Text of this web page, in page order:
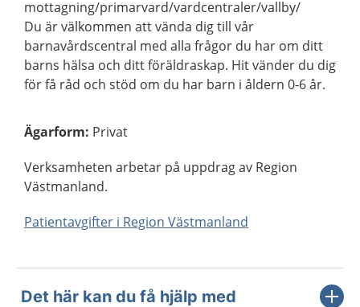
mottagning/primarvard/vardcentraler/vallby/
Du är välkommen att vända dig till vår
barnavårdscentral med alla frågor du har om ditt
barns hälsa och ditt föräldraskap. Hit vänder du dig
för få råd och stöd om du har barn i åldern 0-6 år.
Ägarform: Privat
Verksamheten arbetar på uppdrag av Region
Västmanland.
Patientavgifter i Region Västmanland
Det här kan du få hjälp med